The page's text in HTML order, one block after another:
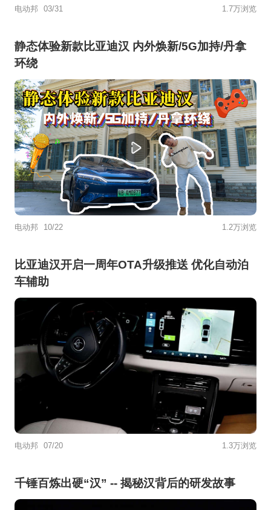
电动邦 03/31 1.7万浏览
静态体验新款比亚迪汉 内外焕新/5G加持/丹拿
环绕
电动邦 10/22 1.2万浏览
比亚迪汉开启一周年OTA升级推送 优化自动泊
车辅助
电动邦 07/20 1.3万浏览
千锤百炼出硬“汉” -- 揭秘汉背后的研发故事